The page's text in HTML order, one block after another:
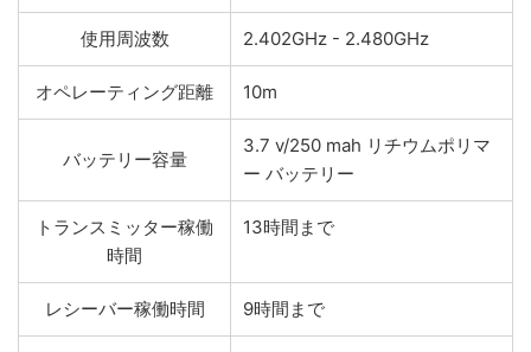
使用周波数 2.402GHz - 2.480GHz
オペレーティング距離 10m
バッテリー容量
3.7 v/250 mah リチウムポリマ
ー バッテリー
トランスミッター稼働
時間
13時間まで
レシーバー稼働時間 9時間まで